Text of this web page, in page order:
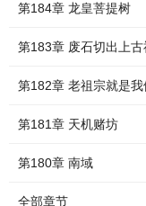
第184章 龙皇菩提树
第183章 废石切出上古
第182章 老祖宗就是
第181章 天机赌坊
第180章 南域
全部章节